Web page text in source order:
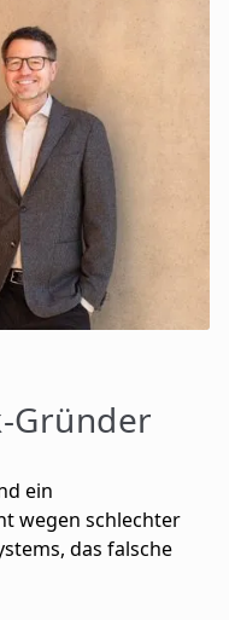
Gründer
ein
wegen schlechter
das falsche